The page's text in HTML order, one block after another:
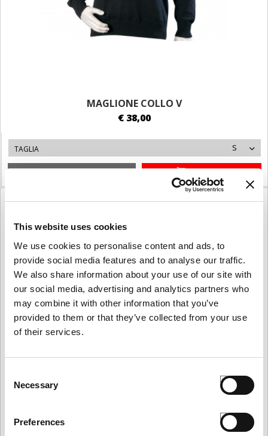
This website uses cookies
We use cookies to personalise content and ads, to
provide social media features and to analyse our traffic.
We also share information about your use of our site with
our social media, advertising and analytics partners who
may combine it with other information that you’ve
provided to them or that they’ve collected from your use
of their services.
Selection
Necessary
Preferences
MAGLIONE COLLO V
€ 38,00
TAGLIA S
VEDI PRODOTTO AGGIUNGI